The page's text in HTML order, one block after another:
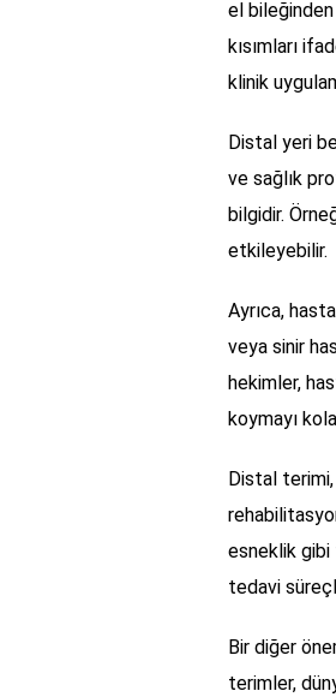
el
kısımları
klinik
Distal yeri
ve sağlık
bilgidir.
etkileyebilir.
Ayrıca,
veya sinir
hekimler,
koymayı
Distal
esneklik gibi
tedavi
Bir diğer
terimler,